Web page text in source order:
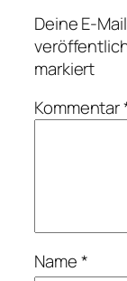
Deine E-
markiert
Kommentar
Name*